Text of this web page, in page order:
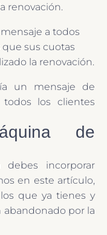
renovación.
a todos
sus cuotas
la renovación.
un mensaje de
los clientes
de
incorporar
en este artículo,
que ya tienes y
abandonado por la